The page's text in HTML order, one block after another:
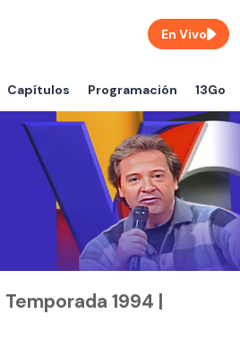
Capítulos Programación 13Go
En Vivo
1994 |